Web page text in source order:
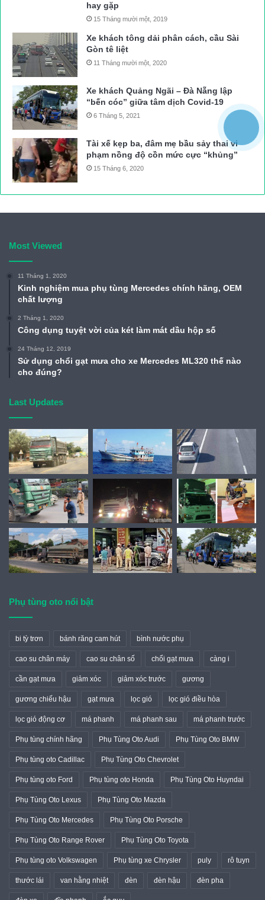
hay gặp
15 Tháng mười một, 2019
Xe khách tông dải phân cách, cầu Sài
Gòn tê liệt
11 Tháng mười một, 2020
Xe khách Quảng Ngãi – Đà Nẵng lập
“bến cóc” giữa tâm dịch Covid-19
6 Tháng 5, 2021
Tài xế kẹp ba, đâm mẹ bầu sảy thai vi
phạm nồng độ cồn mức cực “khủng”
15 Tháng 6, 2020
Most Viewed
11 Tháng 1, 2020
Kinh nghiệm mua phụ tùng Mercedes chính hãng, OEM
chất lượng
2 Tháng 1, 2020
Công dụng tuyệt vời của két làm mát dầu hộp số
24 Tháng 12, 2019
Sử dụng chổi gạt mưa cho xe Mercedes ML320 thế nào
cho đúng?
Last Updates
Phụ tùng oto nổi bật
bi tỳ trơn bánh răng cam hút bình nước phụ
cao su chân máy cao su chân số chổi gạt mưa càng i
cần gạt mưa giảm xóc giảm xóc trước gương
gương chiếu hậu gạt mưa lọc gió lọc gió điều hòa
lọc gió động cơ má phanh má phanh sau má phanh trước
Phụ tùng chính hãng Phụ Tùng Oto Audi Phụ Tùng Oto BMW
Phụ tùng oto Cadillac Phụ Tùng Oto Chevrolet
Phụ tùng oto Ford Phụ tùng oto Honda Phụ Tùng Oto Huyndai
Phụ Tùng Oto Lexus Phụ Tùng Oto Mazda
Phụ Tùng Oto Mercedes Phụ Tùng Oto Porsche
Phụ Tùng Oto Range Rover Phụ Tùng Oto Toyota
Phụ tùng oto Volkswagen Phụ tùng xe Chrysler puly rô tuyn
thước lái van hằng nhiệt đèn đèn hậu đèn pha